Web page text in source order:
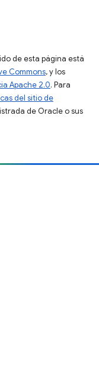
de esta página está
Commons, y los
Apache 2.0. Para
del sitio de
de Oracle o sus